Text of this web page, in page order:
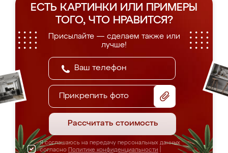
ЕСТЬ КАРТИНКИ ИЛИ ПРИМЕРЫ
ТОГО, ЧТО НРАВИТСЯ?
Присылайте — сделаем также или
лучше!
Прикрепить фото
Рассчитать стоимость
Я соглашаюсь на передачу персональных данных
согласно Политике конфиденциальности